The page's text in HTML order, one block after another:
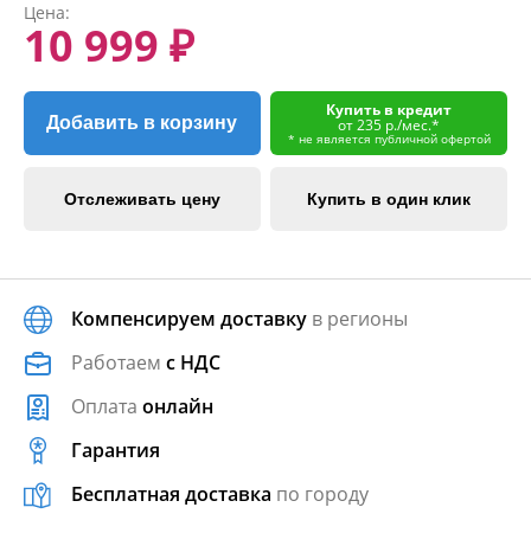
Цена:
10 999 ₽
Добавить в корзину
Купить в кредит
от 235 р./мес.*
* не является публичной офертой
Отслеживать цену Купить в один клик
Компенсируем доставку в регионы
Работаем с НДС
Оплата онлайн
Гарантия
Бесплатная доставка по городу